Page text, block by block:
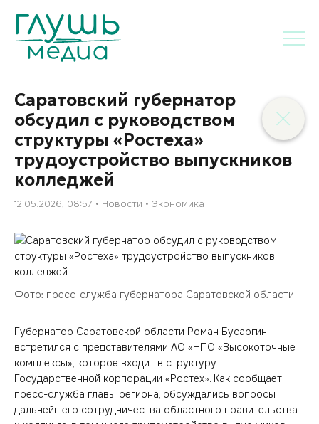
Саратовский губернатор
обсудил с руководством
структуры «Ростеха»
трудоустройство выпускников
колледжей
12.05.2026, 08:57 Новости Экономика
Фото: пресс-служба губернатора Саратовской области
Губернатор Саратовской области Роман Бусаргин
встретился с представителями АО «НПО «Высокоточные
комплексы», которое входит в структуру
Государственной корпорации «Ростех». Как сообщает
пресс-служба главы региона, обсуждались вопросы
дальнейшего сотрудничества областного правительства